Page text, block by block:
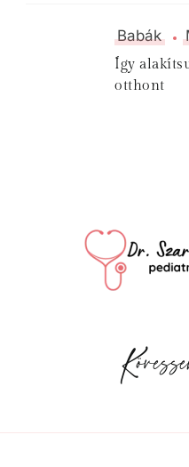
Babák
Így
otthont